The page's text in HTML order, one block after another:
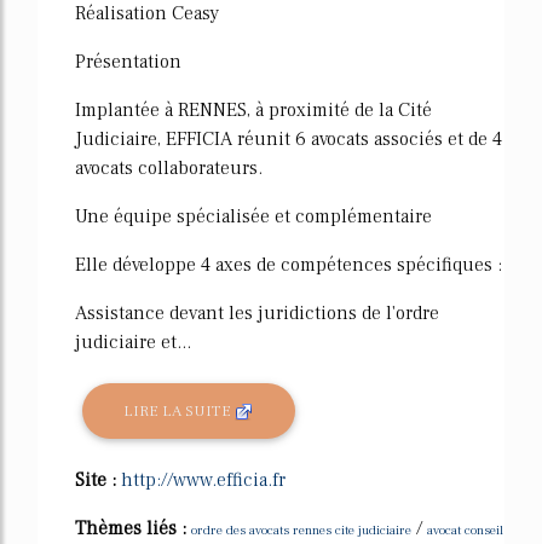
Réalisation Ceasy
Présentation
Implantée à RENNES, à proximité de la Cité
Judiciaire, EFFICIA réunit 6 avocats associés et de 4
avocats collaborateurs.
Une équipe spécialisée et complémentaire
Elle développe 4 axes de compétences spécifiques :
Assistance devant les juridictions de l'ordre
judiciaire et...
LIRE LA SUITE
Site : http://www.efficia.fr
Thèmes liés : ordre des avocats rennes cite judiciaire / avocat conseil